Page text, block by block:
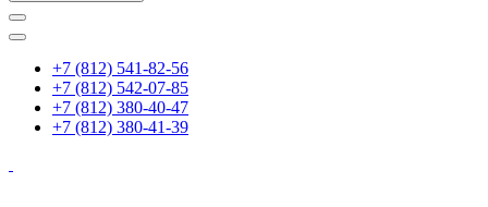
+7 (812) 541-82-56
+7 (812) 542-07-85
+7 (812) 380-40-47
+7 (812) 380-41-39